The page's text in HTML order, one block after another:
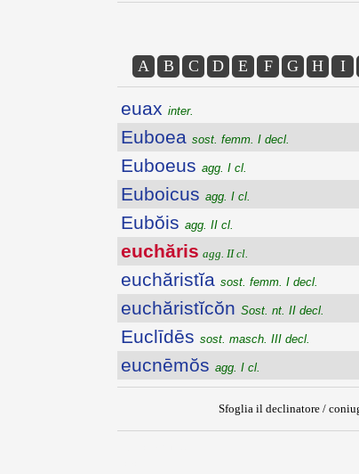
A B C D E F G H I
euax inter.
Euboea sost. femm. I decl.
Euboeus agg. I cl.
Euboicus agg. I cl.
Eubŏis agg. II cl.
euchăris agg. II cl.
euchăristĭa sost. femm. I decl.
euchăristĭcŏn Sost. nt. II decl.
Euclīdēs sost. masch. III decl.
eucnēmŏs agg. I cl.
Sfoglia il declinatore /